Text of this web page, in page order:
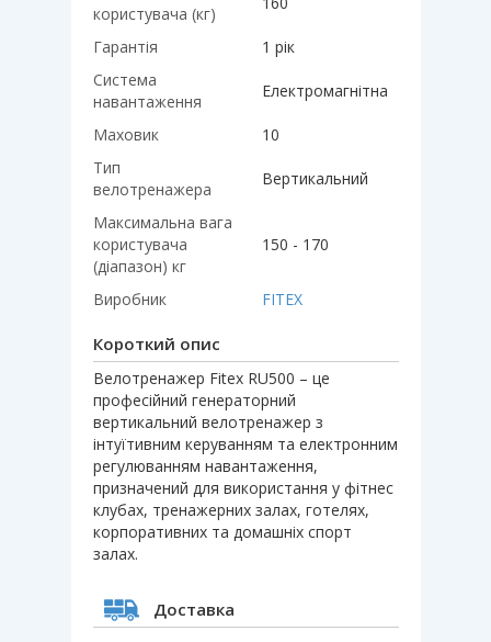
користувача (кг)
Гарантія
1 рік
Система
навантаження
Електромагнітна
Маховик
10
Тип
велотренажера
Вертикальний
Максимальна вага
користувача
(діапазон) кг
150 - 170
Виробник FITEX
Короткий опис
Велотренажер Fitex RU500 – це
професійний генераторний
вертикальний велотренажер з
інтуїтивним керуванням та електронним
регулюванням навантаження,
призначений для використання у фітнес
клубах, тренажерних залах, готелях,
корпоративних та домашніх спорт
залах.
Доставка